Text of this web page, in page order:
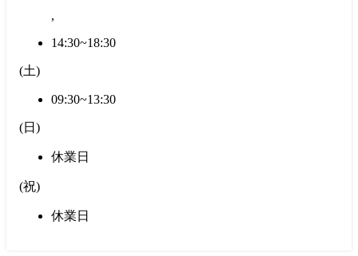
,
14:30~18:30
(土)
09:30~13:30
(日 )
休業日
(祝)
休業日